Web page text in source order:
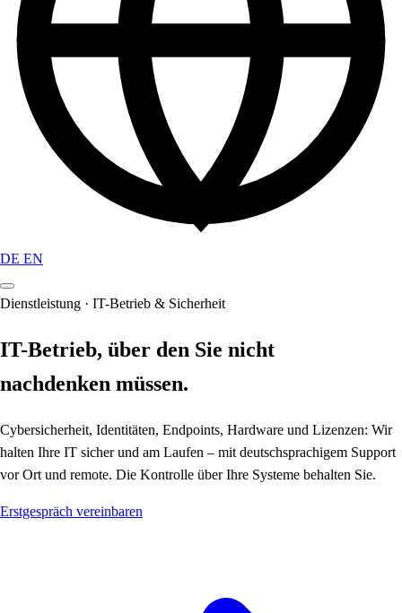
DE EN
Dienstleistung · IT-Betrieb & Sicherheit
IT-Betrieb, über den Sie nicht
nachdenken müssen.
Cybersicherheit, Identitäten, Endpoints, Hardware und Lizenzen: Wir
halten Ihre IT sicher und am Laufen – mit deutschsprachigem Support
vor Ort und remote. Die Kontrolle über Ihre Systeme behalten Sie.
Erstgespräch vereinbaren